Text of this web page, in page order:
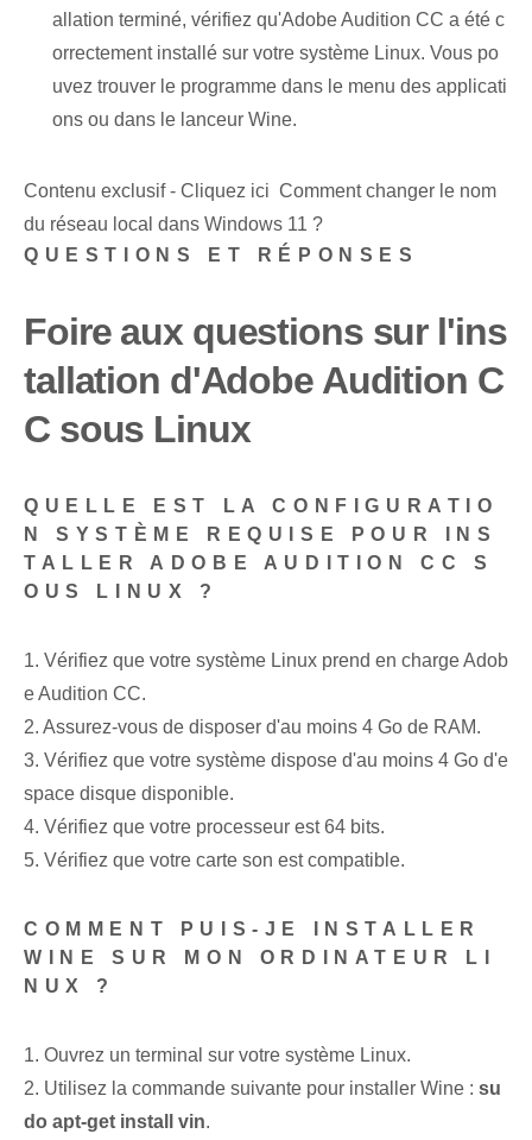
allation terminé, vérifiez qu'Adobe Audition CC a été c
orrectement installé sur votre système Linux. Vous po
uvez trouver le programme dans le menu des applicati
ons ou dans le lanceur Wine.
Contenu exclusif - Cliquez ici Comment changer le nom
du réseau local dans Windows 11 ?
QUESTIONS ET RÉPONSES
Foire aux questions sur l'ins
tallation d'Adobe Audition C
C sous Linux
QUELLE EST LA CONFIGURATIO
N SYSTÈME REQUISE POUR INS
TALLER ADOBE AUDITION CC S
OUS LINUX ?
1. Vérifiez que votre système Linux prend en charge Adob
e Audition CC.
2. Assurez-vous de disposer d'au moins 4 Go de RAM.
3. Vérifiez que votre système dispose d'au moins 4 Go d'e
space disque disponible.
4. Vérifiez que votre processeur est 64 bits.
5. Vérifiez que votre carte son est compatible.
COMMENT PUIS-JE INSTALLER
WINE SUR MON ORDINATEUR LI
NUX ?
1. Ouvrez un terminal sur votre système Linux.
2. Utilisez la commande suivante pour installer Wine : su
do apt-get install vin.